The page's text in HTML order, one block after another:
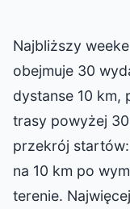
Najbliższy
obejmuje 30
dystanse 10 km,
trasy powyżej
przekrój
na 10 km po
terenie.